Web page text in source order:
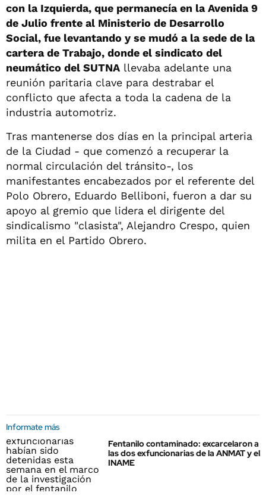
con la Izquierda, que permanecía en la Avenida 9
de Julio frente al Ministerio de Desarrollo
Social, fue levantando y se mudó a la sede de la
cartera de Trabajo, donde el sindicato del
neumático del SUTNA llevaba adelante una
reunión paritaria clave para destrabar el
conflicto que afecta a toda la cadena de la
industria automotriz.
Tras mantenerse dos días en la principal arteria
de la Ciudad - que comenzó a recuperar la
normal circulación del tránsito-, los
manifestantes encabezados por el referente del
Polo Obrero, Eduardo Belliboni, fueron a dar su
apoyo al gremio que lidera el dirigente del
sindicalismo "clasista", Alejandro Crespo, quien
milita en el Partido Obrero.
Informate más
Fentanilo contaminado: excarcelaron a
las dos exfuncionarias de la ANMAT y el
INAME